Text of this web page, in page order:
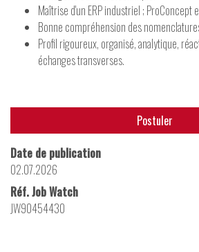
Maîtrise d'un ERP industriel ; ProConcept
Bonne compréhension des
Profil rigoureux, organisé, analytique,
échanges transverses.
Postuler
Date de publication
02.07.2026
Réf. Job Watch
JW90454430